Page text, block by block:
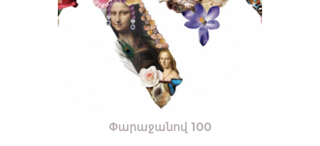
Փարաջանով 100